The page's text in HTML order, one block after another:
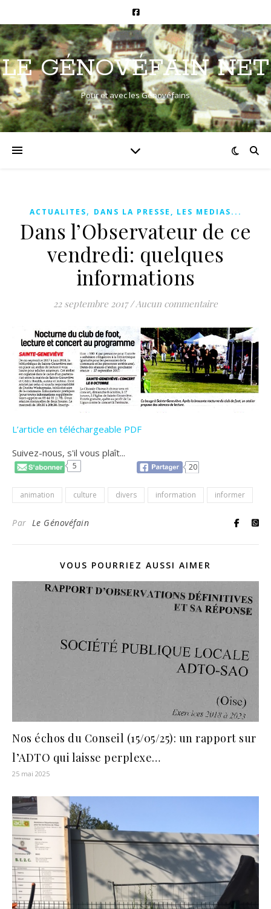
LE GÉNOVÉFAIN NET
Pour et avec les Génovéfains
ACTUALITES, DANS LA PRESSE, LES MEDIAS...
Dans l’Observateur de ce
vendredi: quelques
informations
22 septembre 2017 /Aucun commentaire
L’article en téléchargeable PDF
Suivez-nous, s'il vous plaît...
5 20
animation culture divers information informer
Par Le Génovéfain
VOUS POURRIEZ AUSSI AIMER
Nos échos du Conseil (15/05/25): un rapport sur
l’ADTO qui laisse perplexe…
25 mai 2025